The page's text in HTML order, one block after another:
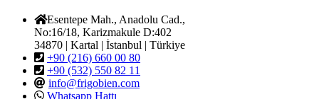
Esentepe Mah., Anadolu Cad.,
No:16/18, Karizmakule D:402
34870 | Kartal | İstanbul | Türkiye
+90 (216) 660 00 80
+90 (532) 550 82 11
info@frigobien.com
Whatsapp Hattı